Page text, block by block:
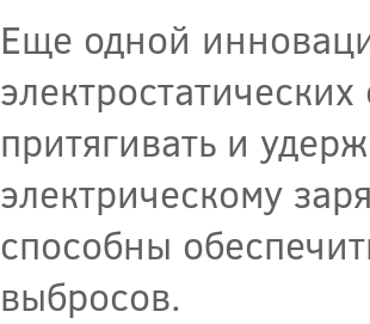
Еще одной
притягивать и
электрическому
способны
выбросов.